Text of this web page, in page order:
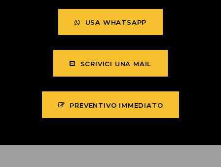
USA WHATSAPP
SCRIVICI UNA MAIL
PREVENTIVO IMMEDIATO